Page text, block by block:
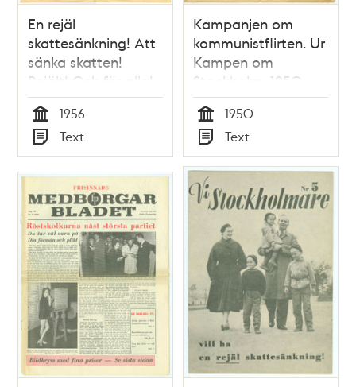
En rejäl
skattesänkning! Att
sänka skatten!
Rejält! Och för alla!
Tid
1956
Typ
Text
Kampanjen om
kommunistflirten. Ur
Kampen om
Stockholm, 1950
Tid
1950
Typ
Text